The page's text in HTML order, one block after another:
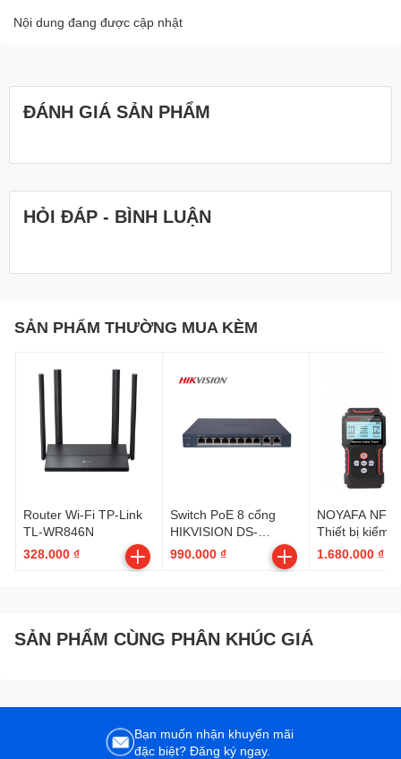
Nội dung đang được cập nhật
ĐÁNH GIÁ SẢN PHẨM
HỎI ĐÁP - BÌNH LUẬN
SẢN PHẨM THƯỜNG MUA KÈM
Router Wi-Fi TP-Link
TL-WR846N
328.000 ₫
Switch PoE 8 cổng
HIKVISION DS-
3E1310P-EI/M
990.000 ₫
NOYAFA NF-
Thiết bị kiểm
mạng
1.680.000 ₫
SẢN PHẨM CÙNG PHÂN KHÚC GIÁ
Bạn muốn nhận khuyến mãi
đặc biệt? Đăng ký ngay.